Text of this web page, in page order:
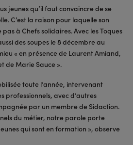
jeunes qu’il faut convaincre de se
C’est la raison pour laquelle son
à Chefs solidaires. Avec les Toques
des soupes le 8 décembre au
« en présence de Laurent Amiand,
de Marie Sauce ».
toute l’année, intervenant
professionnels, avec d’autres
par un membre de Sidaction.
du métier, notre parole porte
qui sont en formation », observe